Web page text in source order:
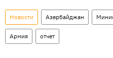
Новости Азербайджан
Армия отчет